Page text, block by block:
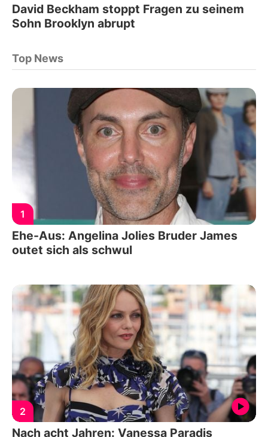
David Beckham stoppt Fragen zu seinem
Sohn Brooklyn abrupt
Top News
1
Ehe-Aus: Angelina Jolies Bruder James
outet sich als schwul
2
Nach acht Jahren: Vanessa Paradis